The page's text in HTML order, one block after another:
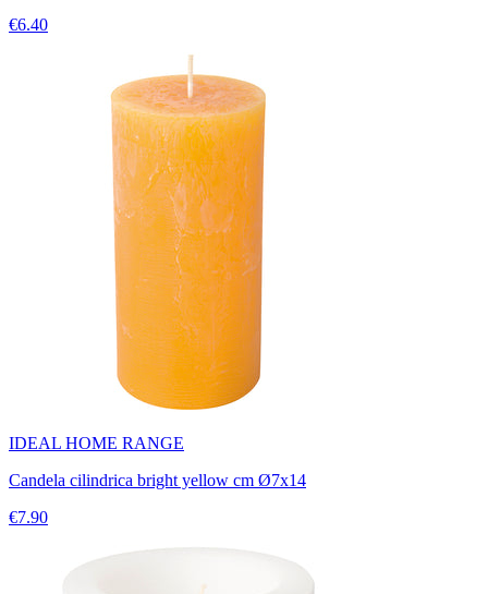
€6.40
IDEAL HOME RANGE
Candela cilindrica bright yellow cm Ø7x14
€7.90